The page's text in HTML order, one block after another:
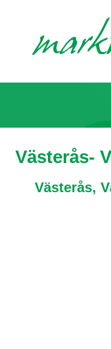
Västerås-
Västerås,